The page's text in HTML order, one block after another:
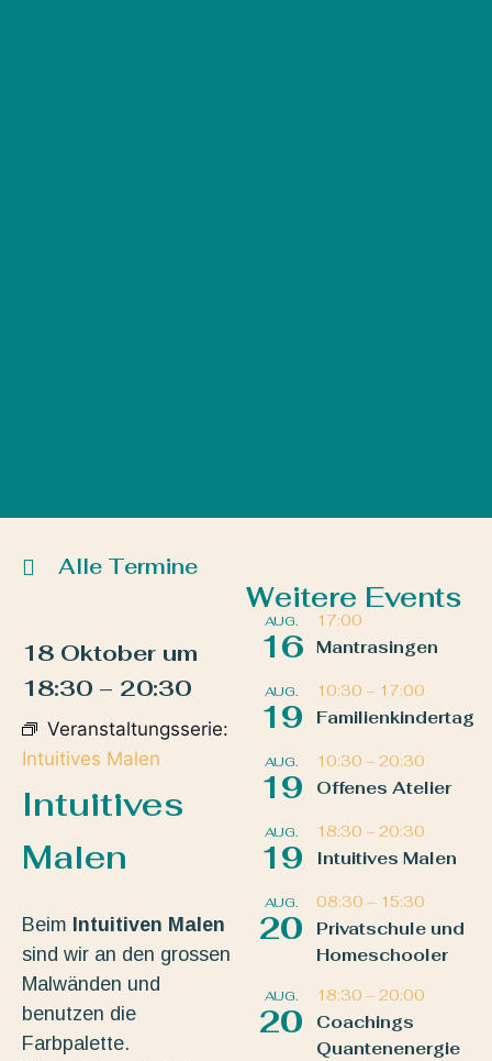
Alle Termine
18 Oktober um
18:30 – 20:30
Veranstaltungsserie:
Intuitives Malen
Intuitives
Malen
Beim Intuitiven Malen
sind wir an den grossen
Malwänden und
benutzen die
Farbpalette.
Weitere Events
AUG.
16
17:00
Mantrasingen
AUG.
19
10:30 – 17:00
Familienkindertag
AUG.
19
10:30 – 20:30
Offenes Atelier
AUG.
19
18:30 – 20:30
Intuitives Malen
AUG.
20
08:30 – 15:30
Privatschule und
Homeschooler
AUG.
20
18:30 – 20:00
Coachings
Quantenenergie